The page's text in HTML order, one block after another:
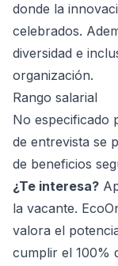
donde la
celebrados.
diversidad e
organización.
Rango salarial
No especificado
de entrevista se
de beneficios
¿Te interesa?
la vacante.
valora el
cumplir el 100%